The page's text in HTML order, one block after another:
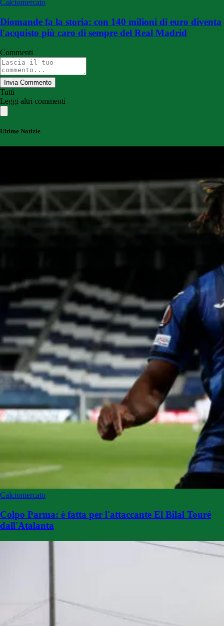
Calciomercato
Diomande fa la storia: con 140 milioni di euro diventa
l'acquisto più caro di sempre del Real Madrid
Commenti
Invia Commento
Tutti
Leggi altri commenti
Ultime Notizie
Calciomercato
Colpo Parma: è fatta per l'attaccante El Bilal Touré
dall'Atalanta